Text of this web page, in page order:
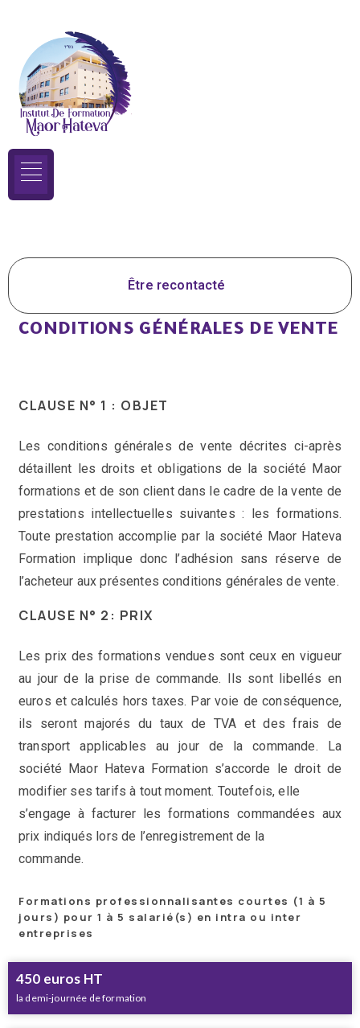
Être recontacté
CONDITIONS GÉNÉRALES DE VENTE
CLAUSE N° 1 : OBJET
Les conditions générales de vente décrites ci-après
détaillent les droits et obligations de la société Maor
formations et de son client dans le cadre de la vente de
prestations intellectuelles suivantes : les formations.
Toute prestation accomplie par la société Maor Hateva
Formation implique donc l’adhésion sans réserve de
l’acheteur aux présentes conditions générales de vente.
CLAUSE N° 2: PRIX
Les prix des formations vendues sont ceux en vigueur
au jour de la prise de commande. Ils sont libellés en
euros et calculés hors taxes. Par voie de conséquence,
ils seront majorés du taux de TVA et des frais de
transport applicables au jour de la commande. La
société Maor Hateva Formation s’accorde le droit de
modifier ses tarifs à tout moment. Toutefois, elle
s’engage à facturer les formations commandées aux
prix indiqués lors de l’enregistrement de la
commande.
Formations professionnalisantes courtes (1 à 5
jours) pour 1 à 5 salarié(s) en intra ou inter
entreprises
450 euros HT
la demi-journée de formation